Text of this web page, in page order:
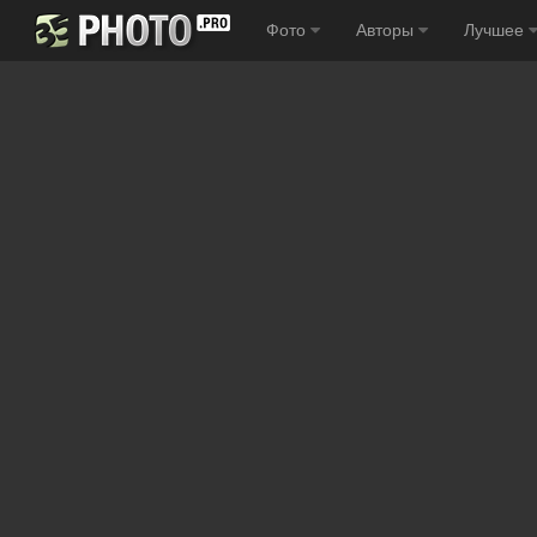
Фото Авторы Лучшее